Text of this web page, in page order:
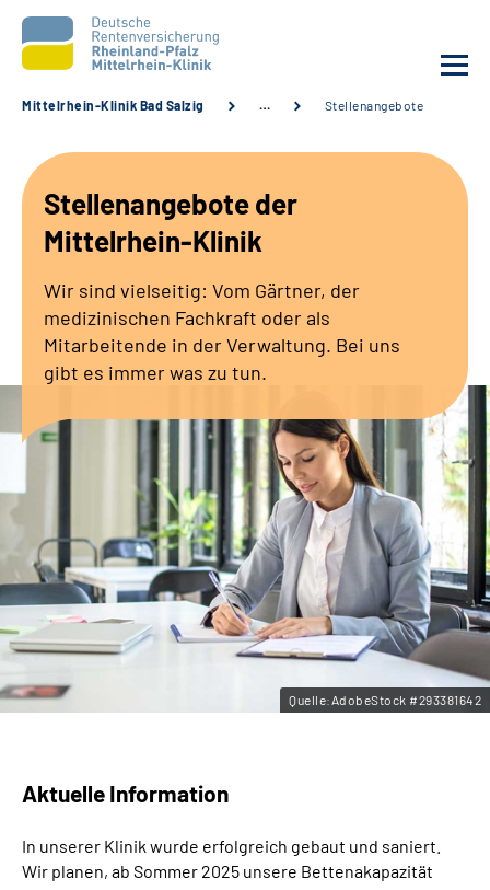
Unsere Angebote
Karriere
Zuweisende &
Leichte Sprache
Gebärdensprache
Mittelrhein-Klinik Bad Salzig … Stellenangebote
Stellenangebote der
Mittelrhein-Klinik
Wir sind vielseitig: Vom Gärtner, der
medizinischen Fachkraft oder als
Mitarbeitende in der Verwaltung. Bei uns
gibt es immer was zu tun.
Quelle:AdobeStock #293381642
Aktuelle Information
In unserer Klinik wurde erfolgreich gebaut und saniert.
Wir planen, ab Sommer 2025 unsere Bettenakapazität